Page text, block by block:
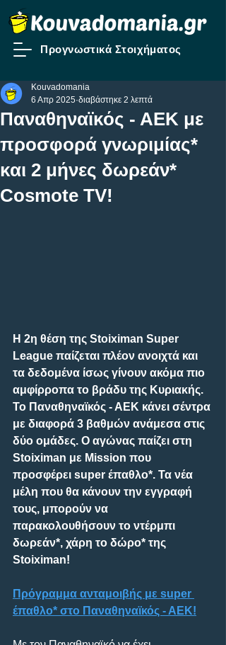
Προγνωστικά Στοιχήματος
Παναθηναϊκός - ΑΕΚ με
προσφορά γνωριμίας*
και 2 μήνες δωρεάν*
Cosmote TV!
Kouvadomania
6 Απρ 2025 διαβάστηκε 2 λεπτά
Η 2η θέση της Stoiximan Super
League παίζεται πλέον ανοιχτά και
τα δεδομένα ίσως γίνουν ακόμα πιο
αμφίρροπα το βράδυ της Κυριακής.
Το Παναθηναϊκός - ΑΕΚ κάνει σέντρα
με διαφορά 3 βαθμών ανάμεσα στις
δύο ομάδες. Ο αγώνας παίζει στη
Stoiximan με Mission που
προσφέρει super έπαθλο*. Τα νέα
μέλη που θα κάνουν την εγγραφή
τους, μπορούν να
παρακολουθήσουν το ντέρμπι
δωρεάν*, χάρη το δώρο* της
Stoiximan!
Πρόγραμμα ανταμοιβής με super
έπαθλο* στο Παναθηναϊκός - ΑΕΚ!